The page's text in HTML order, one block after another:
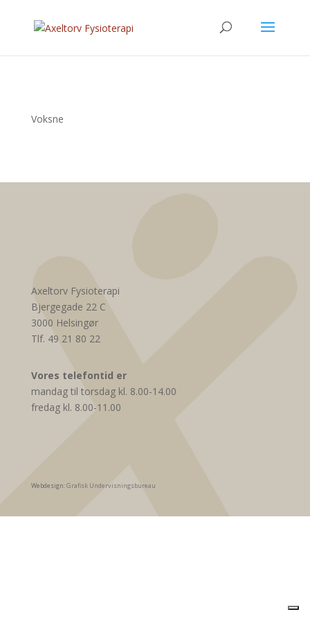
Voksne
Axeltorv Fysioterapi
Bjergegade 22 C
3000 Helsingør
Tlf. 49 21 80 22
Vores telefontid er
mandag til torsdag kl. 8.00-14.00
fredag kl. 8.00-11.00
Webdesign:Grafisk Undervisningsbureau